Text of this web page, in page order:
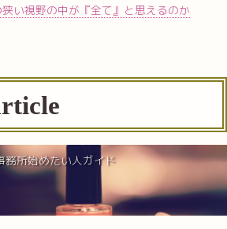
い視野の中が『全て』と思えるのか
務所始めたい人ガイド